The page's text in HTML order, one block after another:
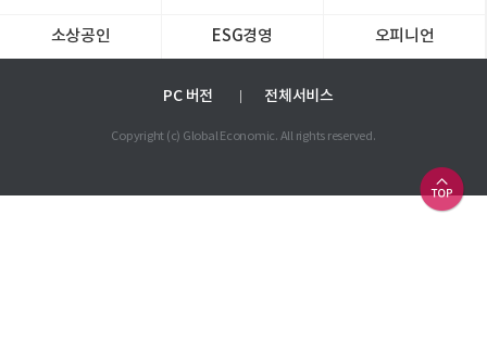
소상공인 ESG경영 오피니언
PC 버전 전체서비스
Copyright (c) Global Economic. All rights reserved.